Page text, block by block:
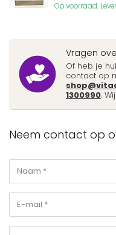
Op voorraad.
Vragen
Of heb je
contact op
1300990.
Neem contact op